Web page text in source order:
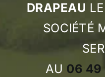
DRAPEAU
SOCIÉTÉ
AU 06 49